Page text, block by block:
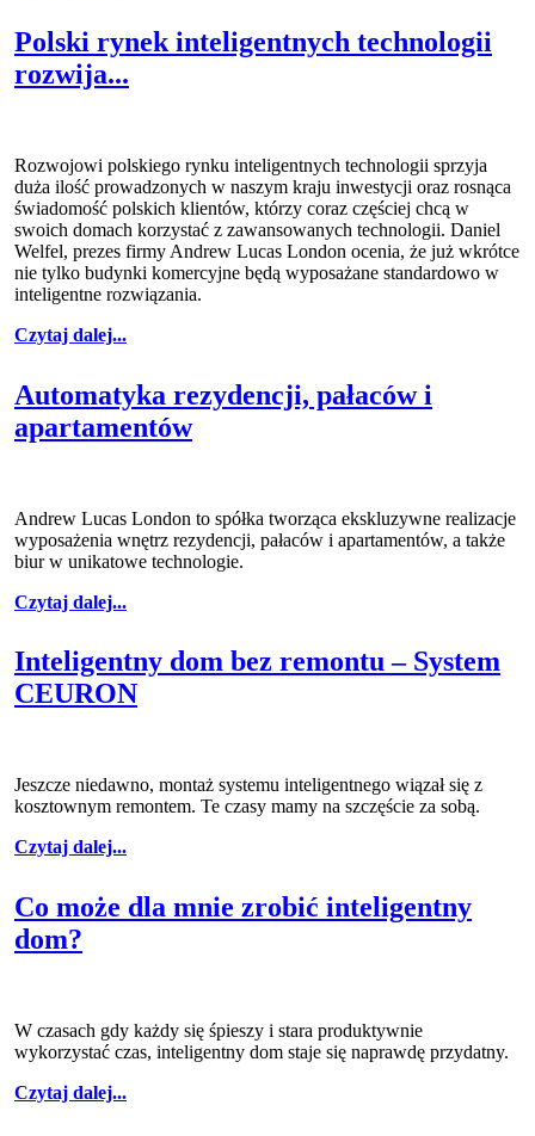
Polski rynek inteligentnych technologii
rozwija...
Rozwojowi polskiego rynku inteligentnych technologii sprzyja
duża ilość prowadzonych w naszym kraju inwestycji oraz rosnąca
świadomość polskich klientów, którzy coraz częściej chcą w
swoich domach korzystać z zawansowanych technologii. Daniel
Welfel, prezes firmy Andrew Lucas London ocenia, że już wkrótce
nie tylko budynki komercyjne będą wyposażane standardowo w
inteligentne rozwiązania.
Czytaj dalej...
Automatyka rezydencji, pałaców i
apartamentów
Andrew Lucas London to spółka tworząca ekskluzywne realizacje
wyposażenia wnętrz rezydencji, pałaców i apartamentów, a także
biur w unikatowe technologie.
Czytaj dalej...
Inteligentny dom bez remontu – System
CEURON
Jeszcze niedawno, montaż systemu inteligentnego wiązał się z
kosztownym remontem. Te czasy mamy na szczęście za sobą.
Czytaj dalej...
Co może dla mnie zrobić inteligentny
dom?
W czasach gdy każdy się śpieszy i stara produktywnie
wykorzystać czas, inteligentny dom staje się naprawdę przydatny.
Czytaj dalej...